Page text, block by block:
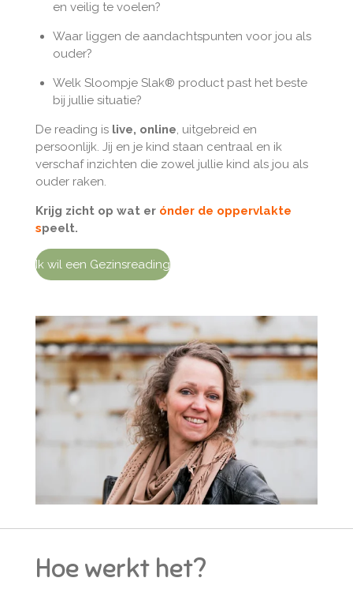
en veilig te voelen?
Waar liggen de aandachtspunten voor jou als
ouder?
Welk Sloompje Slak® product past het beste
bij jullie situatie?
De reading is live, online, uitgebreid en
persoonlijk. Jij en je kind staan centraal en ik
verschaf inzichten die zowel jullie kind als jou als
ouder raken.
Krijg zicht op wat erónder de oppervlakte
speelt.
Ik wil een Gezinsreading
Hoe werkt het?